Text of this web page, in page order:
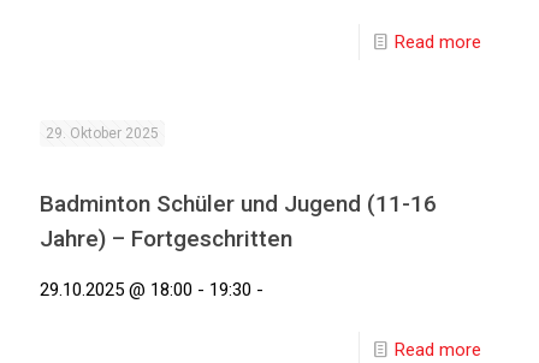
Read more
29. Oktober 2025
Badminton Schüler und Jugend (11-16
Jahre) – Fortgeschritten
29.10.2025 @ 18:00 - 19:30 -
Read more